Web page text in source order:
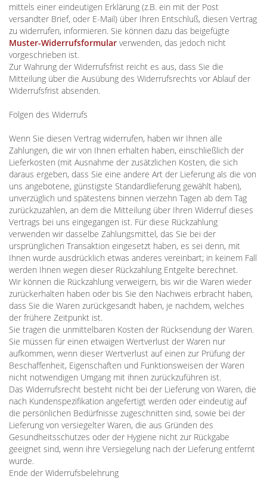
mittels einer eindeutigen Erklärung (z.B. ein mit der Post
versandter Brief, oder E-Mail) über Ihren Entschluß, diesen Vertrag
zu widerrufen, informieren. Sie können dazu das beigefügte
Muster-Widerrufsformular verwenden, das jedoch nicht
vorgeschrieben ist.
Zur Wahrung der Widerrufsfrist reicht es aus, dass Sie die
Mitteilung über die Ausübung des Widerrufsrechts vor Ablauf der
Widerrufsfrist absenden.
Folgen des Widerrufs
Wenn Sie diesen Vertrag widerrufen, haben wir Ihnen alle
Zahlungen, die wir von Ihnen erhalten haben, einschließlich der
Lieferkosten (mit Ausnahme der zusätzlichen Kosten, die sich
daraus ergeben, dass Sie eine andere Art der Lieferung als die von
uns angebotene, günstigste Standardlieferung gewählt haben),
unverzüglich und spätestens binnen vierzehn Tagen ab dem Tag
zurückzuzahlen, an dem die Mitteilung über Ihren Widerruf dieses
Vertrags bei uns eingegangen ist. Für diese Rückzahlung
verwenden wir dasselbe Zahlungsmittel, das Sie bei der
ursprünglichen Transaktion eingesetzt haben, es sei denn, mit
Ihnen wurde ausdrücklich etwas anderes vereinbart; in keinem Fall
werden Ihnen wegen dieser Rückzahlung Entgelte berechnet.
Wir können die Rückzahlung verweigern, bis wir die Waren wieder
zurückerhalten haben oder bis Sie den Nachweis erbracht haben,
dass Sie die Waren zurückgesandt haben, je nachdem, welches
der frühere Zeitpunkt ist.
Sie tragen die unmittelbaren Kosten der Rücksendung der Waren.
Sie müssen für einen etwaigen Wertverlust der Waren nur
aufkommen, wenn dieser Wertverlust auf einen zur Prüfung der
Beschaffenheit, Eigenschaften und Funktionsweisen der Waren
nicht notwendigen Umgang mit ihnen zurückzuführen ist.
Das Widerrufsrecht besteht nicht bei der Lieferung von Waren, die
nach Kundenspezifikation angefertigt werden oder eindeutig auf
die persönlichen Bedürfnisse zugeschnitten sind, sowie bei der
Lieferung von versiegelter Waren, die aus Gründen des
Gesundheitsschutzes oder der Hygiene nicht zur Rückgabe
geeignet sind, wenn ihre Versiegelung nach der Lieferung entfernt
wurde.
Ende der Widerrufsbelehrung